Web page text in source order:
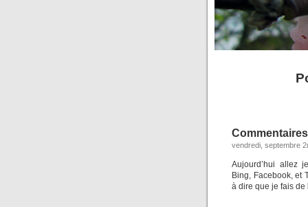
vendredi, septembre
Aujourd’hui allez
Bing, Facebook, et
à dire que je fais de